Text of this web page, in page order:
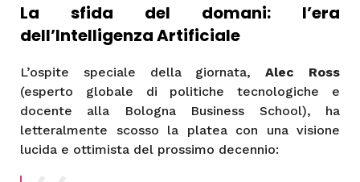
La sfida del domani: l’era
dell’Intelligenza Artificiale
L’ospite speciale della giornata,Alec Ross
(esperto globale di politiche tecnologiche e
docente alla Bologna Business School), ha
letteralmente scosso la platea con una visione
lucida e ottimista del prossimo decennio: